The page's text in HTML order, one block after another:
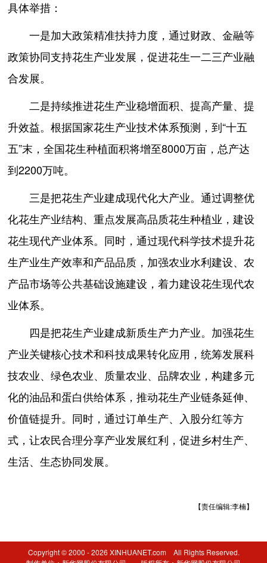
具体举措：
一是加大政策精准扶持力度，通过财政、金融等
政策协同支持花生产业发展，促进花生一二三产业融
合发展。
二是持续推进花生产业稳增面积、提高产量、提
升效益。根据国家花生产业技术体系预测，到“十五
五”末，全国花生种植面积将增至8000万亩，总产达
到2200万吨。
三是把花生产业建成现代化大产业。通过调整优
化花生产业结构、重点发展高品质花生种植业，建设
花生现代产业体系。同时，通过现代科学技术提升花
生产业生产效率和产品品质，加强农业水利建设、农
产品市场等公共基础设施建设，着力建设花生现代农
业体系。
四是把花生产业建成新质生产力产业。加强花生
产业关键核心技术和科技成果转化应用，统筹发展科
技农业、绿色农业、质量农业、品牌农业，构建多元
化的油品和蛋白供给体系，推动花生产业链条延伸、
价值链提升。同时，通过订单生产、入股分红等方
式，让农民合理分享产业发展红利，促进乡村生产、
生活、生态协同发展。
【责任编辑:李楠】
Copyright © 2000 - 2026 XINHUANET.com All Rights Reserved.